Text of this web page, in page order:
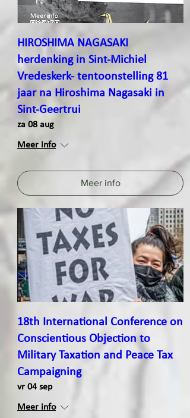
HIROSHIMA NAGASAKI
herdenking in Sint-Michiel
Vredeskerk- tentoonstelling 81
jaar na Hiroshima Nagasaki in
Sint-Geertrui
za 08 aug
Meer info
Meer info
18th International Conference on
Conscientious Objection to
Military Taxation and Peace Tax
Campaigning
vr 04 sep
Meer info